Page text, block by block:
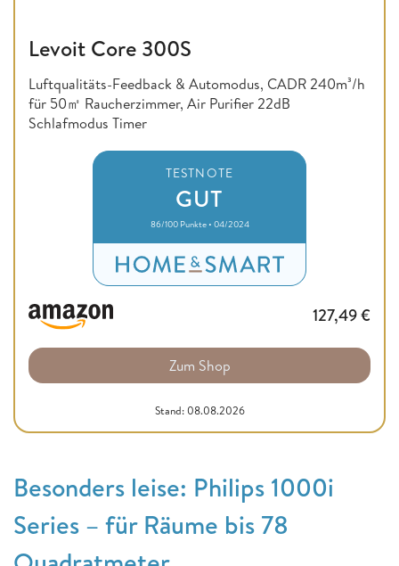
Levoit Core 300S
Luftqualitäts-Feedback & Automodus, CADR 240m³/h
für 50㎡ Raucherzimmer, Air Purifier 22dB
Schlafmodus Timer
TESTNOTE
GUT
86/100 Punkte • 04/2024
127,49€
Zum Shop
Stand: 08.08.2026
Besonders leise: Philips 1000i
Series – für Räume bis 78